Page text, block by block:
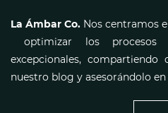
La Ámbar Co. Nos centramos
optimizar los procesos
excepcionales,
nuestro blog y asesorándolo